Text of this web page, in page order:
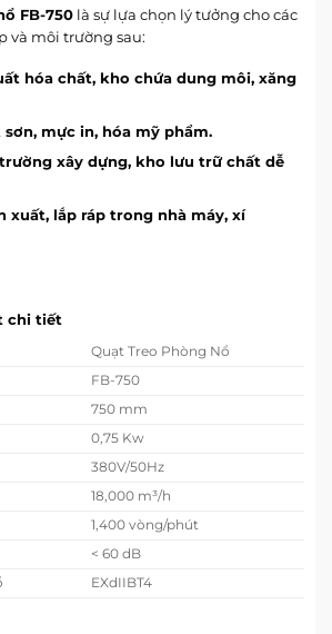
FB-750 là sự lựa chọn lý tưởng cho các
và môi trường sau:
hóa chất, kho chứa dung môi, xăng
mực in, hóa mỹ phẩm.
xây dựng, kho lưu trữ chất dễ
xuất, lắp ráp trong nhà máy, xí
chi tiết
Quạt Treo Phòng Nổ
FB-750
750 mm
0,75 Kw
380V/50Hz
18,000 m³/h
1,400 vòng/phút
< 60 dB
EXdIIBT4